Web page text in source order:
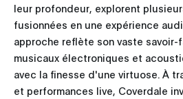
leur profondeur, explorent
fusionnées en une expérience
approche reflète son vaste
musicaux électroniques et
avec la finesse d'une virtuose. À
et performances live, Coverdale